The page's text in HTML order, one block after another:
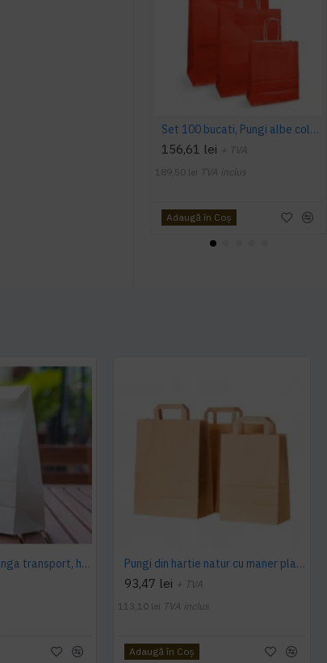
Set 100 bucati, Pungi albe colorate rosii, 32x12x41cm
156,61 lei + TVA
189,50 lei TVA inclus
Adaugă în Coş
Set 500 bucati, Punga transport, hartie alba, fara maner, 25x11x28.5cm Pungi din hartie natur cu maner plat, 22 x 10 x 28 cm, 250 buc/set
93,47 lei + TVA
113,10 lei TVA inclus
Adaugă în Coş